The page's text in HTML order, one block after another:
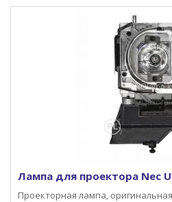
Лампа для проектора Nec
Проекторная лампа,